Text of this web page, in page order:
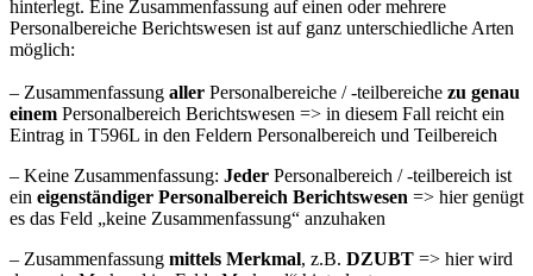
hinterlegt. Eine Zusammenfassung auf einen oder mehrere
Personalbereiche Berichtswesen ist auf ganz unterschiedliche Arten
möglich:
– Zusammenfassung aller Personalbereiche / -teilbereiche zu genau
einem Personalbereich Berichtswesen => in diesem Fall reicht ein
Eintrag in T596L in den Feldern Personalbereich und Teilbereich
– Keine Zusammenfassung: Jeder Personalbereich / -teilbereich ist
ein eigenständiger Personalbereich Berichtswesen => hier genügt
es das Feld „keine Zusammenfassung“ anzuhaken
– Zusammenfassung mittels Merkmal, z.B. DZUBT => hier wird